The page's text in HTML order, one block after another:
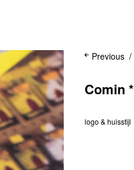
Previous
Comin *
logo & huisstijl